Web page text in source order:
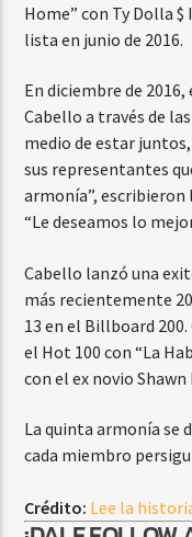
Home” con Ty Dolla
lista en junio de 2016.
En diciembre de
Cabello a través de
medio de estar
sus representantes
armonía”,
“Le deseamos lo
Cabello lanzó una
más recientemente
13 en el Billboard
el Hot 100 con “La
con el ex novio Shawn
La quinta armonía se
cada miembro
Crédito: Lee la